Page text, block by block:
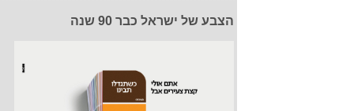
הצבע של ישראל כבר 90 שנה